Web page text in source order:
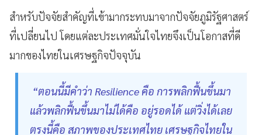
สำหรับปัจจัยสำคัญที่เข้ามากระทบมาจากปัจจัยภูมิรัฐศาสตร์
ที่เปลี่ยนไป โดยแต่ละประเทศมั่นใจไทยจึงเป็นโอกาสที่ดี
มากของไทยในเศรษฐกิจปัจจุบัน
“ตอนนี้มีคำว่า Resilience คือ การพลิกฟื้นขึ้นมา
แล้วพลิกฟื้นขึ้นมาไม่ได้คือ อยู่รอดได้ แต่วิ่งได้เลย
ตรงนี้คือ สภาพของประเทศไทย เศรษฐกิจไทยใน